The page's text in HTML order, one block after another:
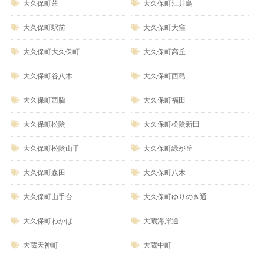
大久保町茜 大久保町江井島
大久保町駅前 大久保町大窪
大久保町大久保町 大久保町高丘
大久保町谷八木 大久保町西島
大久保町西脇 大久保町福田
大久保町松陰 大久保町松陰新田
大久保町松陰山手 大久保町緑が丘
大久保町森田 大久保町八木
大久保町山手台 大久保町ゆりのき通
大久保町わかば 大蔵海岸通
大蔵天神町 大蔵中町